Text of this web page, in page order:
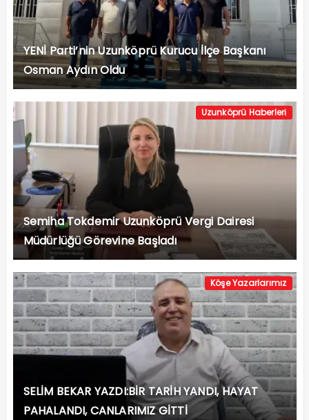
YENİ Parti’nin Uzunköprü Kurucu İlçe Başkanı
Osman Aydın Oldu
Uzunköprü Haberleri
Semiha Tokdemir Uzunköprü Vergi Dairesi
Müdürlüğü Görevine Başladı
Köşe Yazarlarımız
SELİM BEKAR YAZDI:BİR TARİH YANDI, HAYAT
PAHALANDI, CANLARIMIZ GİTTİ